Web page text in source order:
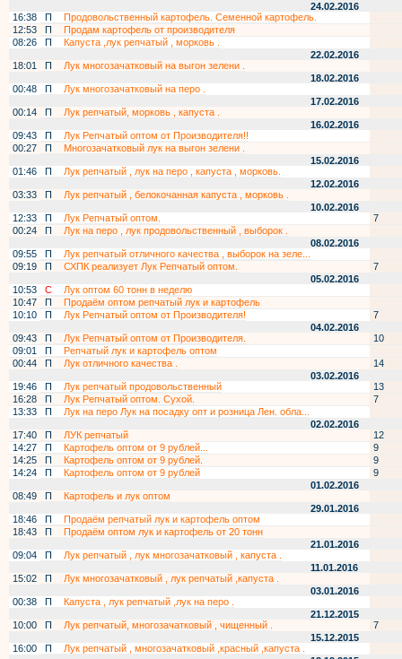
24.02.2016
16:38
П
Продовольственный картофель. Семенной картофель.
12:53
П
Продам картофель от производителя
08:26
П
Капуста ,лук репчатый , морковь .
22.02.2016
18:01
П
Лук многозачатковый на выгон зелени .
18.02.2016
00:48
П
Лук многозачатковый на перо .
17.02.2016
00:14
П
Лук репчатый, морковь , капуста .
16.02.2016
09:43
П
Лук Репчатый оптом от Производителя!!
00:27
П
Многозачатковый лук на выгон зелени .
15.02.2016
01:46
П
Лук репчатый , лук на перо , капуста , морковь.
12.02.2016
03:33
П
Лук репчатый , белокочанная капуста , морковь .
10.02.2016
12:33
П Лук Репчатый оптом.
7
00:24
П
Лук на перо , лук продовольственный , выборок .
08.02.2016
09:55
П
Лук репчатый отличного качества , выборок на зеле...
09:19
П СХПК реализует Лук Репчатый оптом.
7
05.02.2016
10:53
С
Лук оптом 60 тонн в неделю
10:47
П
Продаём оптом репчатый лук и картофель
10:10
П Лук Репчатый оптом от Производителя!
7
04.02.2016
09:43
П Лук Репчатый оптом от Производителя.
10
09:01
П
Репчатый лук и картофель оптом
00:44
П Лук отличного качества .
14
03.02.2016
19:46
П Лук репчатый продовольственный
13
16:28
П Лук Репчатый оптом. Сухой.
7
13:33
П
Лук на перо Лук на посадку опт и розница Лен. обла...
02.02.2016
17:40
П ЛУК репчатый
12
14:27
П Картофель оптом от 9 рублей...
9
14:25
П Картофель оптом от 9 рублей.
9
14:24
П Картофель оптом от 9 рублей
9
01.02.2016
08:49
П
Картофель и лук оптом
29.01.2016
18:46
П
Продаём репчатый лук и картофель оптом
18:43
П
Продаём оптом лук и картофель от 20 тонн
21.01.2016
09:04
П
Лук репчатый , лук многозачатковый , капуста .
11.01.2016
15:02
П
Лук многозачатковый , лук репчатый ,капуста .
03.01.2016
00:38
П
Капуста , лук репчатый ,лук на перо .
21.12.2015
10:00
П Лук репчатый, многозачатковый , чищенный .
7
15.12.2015
16:00
П
Лук репчатый , многозачатковый ,красный ,капуста .